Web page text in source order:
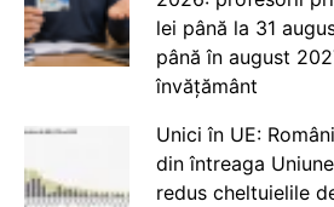
lei până la 31
până în august
învățământ
Unici în UE:
din întreaga
redus cheltuielile